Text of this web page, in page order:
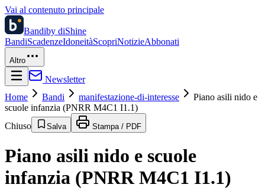
Vai al contenuto principale
Bandiby diShine
BandiScadenzeIdoneitàScopriNotizieAbbonati
Altro
Newsletter
Home
Bandi manifestazione-di-interesse
Piano asili nido e
scuole infanzia (PNRR M4C1 I1.1)
Chiuso
Salva Stampa / PDF
Piano asili nido e scuole
infanzia (PNRR M4C1 I1.1)